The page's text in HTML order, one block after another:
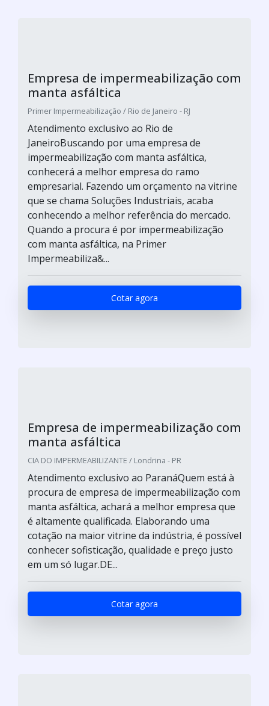
Empresa de impermeabilização com
manta asfáltica
Primer Impermeabilização / Rio de Janeiro - RJ
Atendimento exclusivo ao Rio de
JaneiroBuscando por uma empresa de
impermeabilização com manta asfáltica,
conhecerá a melhor empresa do ramo
empresarial. Fazendo um orçamento na vitrine
que se chama Soluções Industriais, acaba
conhecendo a melhor referência do mercado.
Quando a procura é por impermeabilização
com manta asfáltica, na Primer
Impermeabiliza&...
Cotar agora
Empresa de impermeabilização com
manta asfáltica
CIA DO IMPERMEABILIZANTE / Londrina - PR
Atendimento exclusivo ao ParanáQuem está à
procura de empresa de impermeabilização com
manta asfáltica, achará a melhor empresa que
é altamente qualificada. Elaborando uma
cotação na maior vitrine da indústria, é possível
conhecer sofisticação, qualidade e preço justo
em um só lugar.DE...
Cotar agora